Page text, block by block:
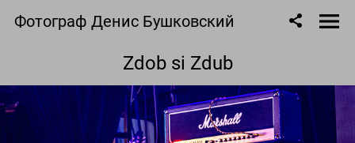
Фотограф Денис Бушковский
Zdob si Zdub